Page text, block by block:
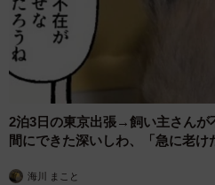
2泊3日の東京出張→飼い主さん
間にできた深いしわ、「急に老け
海川 まこと